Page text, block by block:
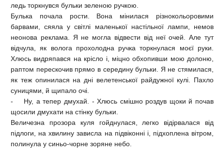
ледь торкнувся бульки зеленою ручкою.
Булька почала рости. Вона мінилася різнокольоровими
барвами, сяяла у світлі маленької настільної лампи, немов
неонова реклама. Я не могла відвести від неї очей. Але тут
відчула, як волога прохолодна ручка торкнулася моєї руки.
Хлюсь видряпався на крісло і, міцно обхопивши мою долоню,
раптом перескочив прямо в середину бульки. Я не стямилася,
як теж опинилася на дні велетенської райдужної кулі. Пахло
суницями, й щипало очі.
- Ну, а тепер дмухай. - Хлюсь смішно роздув щоки й почав
щосили дмухати на стінку бульки.
Величезна прозора куля гойднулася, легко відірвалася від
підлоги, на хвилину зависла на підвіконні і, підхоплена вітром,
полинула у синьо-чорне зоряне небо.